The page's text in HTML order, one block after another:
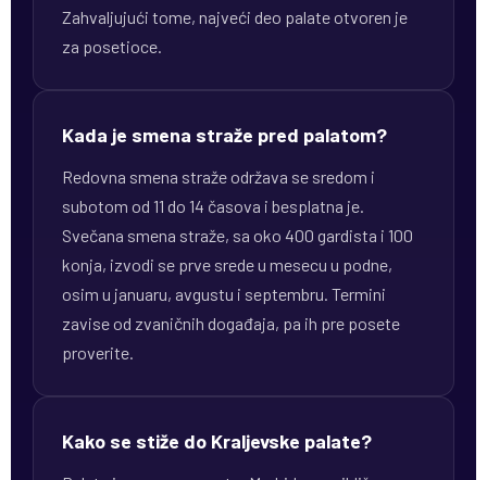
Zahvaljujući tome, najveći deo palate otvoren je
za posetioce.
Kada je smena straže pred palatom?
Redovna smena straže održava se sredom i
subotom od 11 do 14 časova i besplatna je.
Svečana smena straže, sa oko 400 gardista i 100
konja, izvodi se prve srede u mesecu u podne,
osim u januaru, avgustu i septembru. Termini
zavise od zvaničnih događaja, pa ih pre posete
proverite.
Kako se stiže do Kraljevske palate?